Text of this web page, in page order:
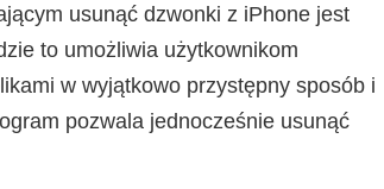
usunąć dzwonki z iPhone jest
to umożliwia użytkownikom
w wyjątkowo przystępny sposób i
pozwala jednocześnie usunąć